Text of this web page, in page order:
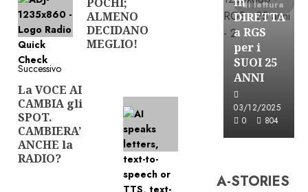
ALMENO
DECIDANO
MEGLIO!
Successivo
Articolo
successivo:
La VOCE AI
CAMBIA gli
SPOT.
CAMBIERA’
ANCHE la
RADIO?
di lettura
DIRETTA
a RGS
per i
SUOI 25
ANNI
03/12/2025
0
804
A-STORIES
Formazione